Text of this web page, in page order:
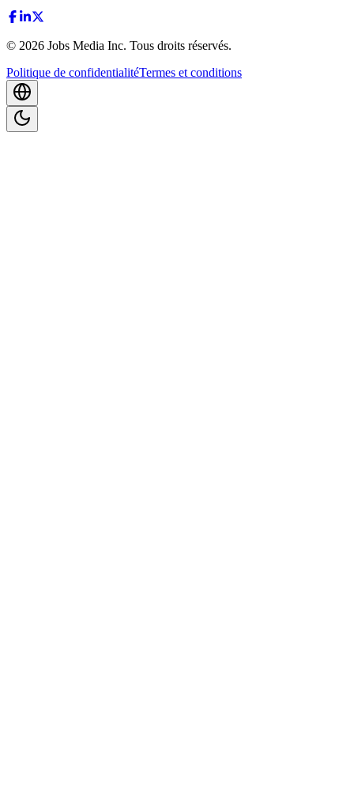
© 2026 Jobs Media Inc. Tous droits réservés.
Politique de confidentialitéTermes et conditions